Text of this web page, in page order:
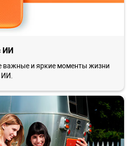
ИИ
важные и яркие моменты жизни